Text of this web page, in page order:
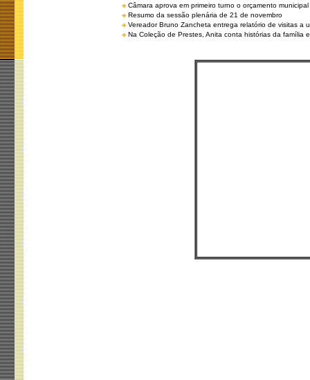
Câmara aprova em primeiro turno o orçamento
Resumo da sessão plenária de 21 de novembro
Vereador Bruno Zancheta entrega relatório de visitas a
Na Coleção de Prestes, Anita conta histórias da família